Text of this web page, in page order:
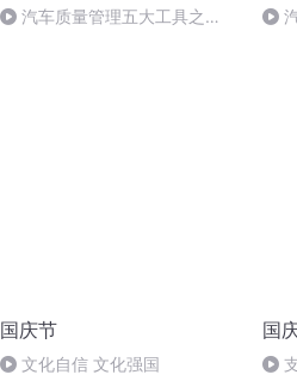
汽车质量管理五大工具之
国庆节
文化自信 文化强国
国